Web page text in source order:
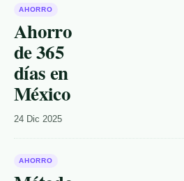
AHORRO
Ahorro
de 365
días en
México
24 Dic 2025
AHORRO